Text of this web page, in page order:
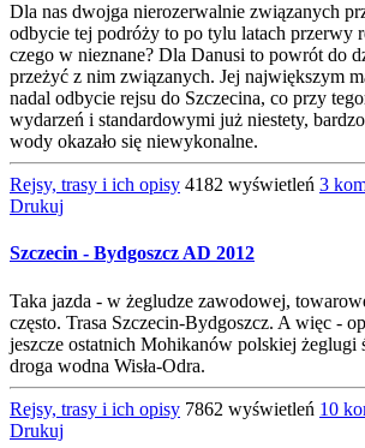
Dla nas dwojga nierozerwalnie związanych
odbycie tej podróży to po tylu latach przerwy
czego w nieznane? Dla Danusi to powrót do
przeżyć z nim związanych. Jej największym
nadal odbycie rejsu do Szczecina, co przy
wydarzeń i standardowymi już niestety,
wody okazało się niewykonalne.
Rejsy, trasy i ich opisy 4182 wyświetleń 3
Drukuj
Szczecin - Bydgoszcz AD 2012
Taka jazda - w żegludze zawodowej,
często. Trasa Szczecin-Bydgoszcz. A więc -
jeszcze ostatnich Mohikanów polskiej żeglugi
droga wodna Wisła-Odra.
Rejsy, trasy i ich opisy 7862 wyświetleń 10
Drukuj